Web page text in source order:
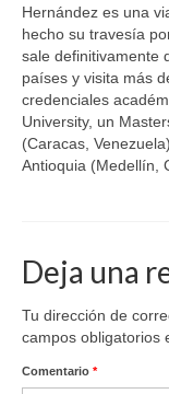
Hernández es una
hecho su travesía
sale definitivamente
países y visita más
credenciales
University, un
(Caracas,
Antioquia (Medellín,
Deja una
Tu dirección de
campos obligatorios
Comentario *